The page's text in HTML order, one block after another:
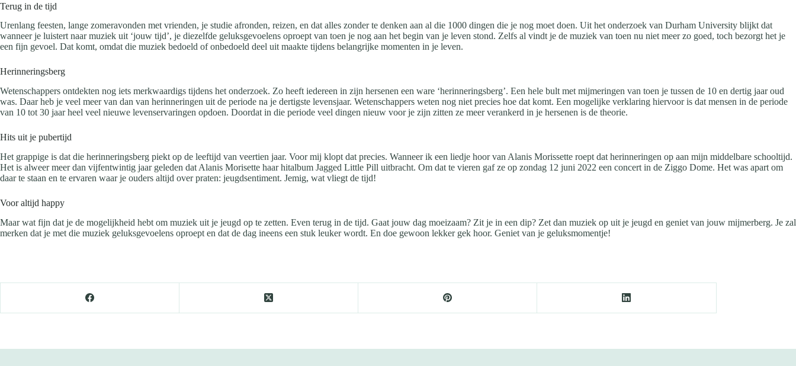
Terug in de tijd
Urenlang feesten, lange zomeravonden met vrienden, je studie afronden, reizen, en dat alles zonder te denken aan al die 1000 dingen die je nog moet doen. Uit het onderzoek van Durham University blijkt dat
wanneer je luistert naar muziek uit ‘jouw tijd’, je diezelfde geluksgevoelens oproept van toen je nog aan het begin van je leven stond. Zelfs al vindt je de muziek van toen nu niet meer zo goed, toch bezorgt het je
een fijn gevoel. Dat komt, omdat die muziek bedoeld of onbedoeld deel uit maakte tijdens belangrijke momenten in je leven.
Herinneringsberg
Wetenschappers ontdekten nog iets merkwaardigs tijdens het onderzoek. Zo heeft iedereen in zijn hersenen een ware ‘herinneringsberg’. Een hele bult met mijmeringen van toen je tussen de 10 en dertig jaar oud
was. Daar heb je veel meer van dan van herinneringen uit de periode na je dertigste levensjaar. Wetenschappers weten nog niet precies hoe dat komt. Een mogelijke verklaring hiervoor is dat mensen in de periode
van 10 tot 30 jaar heel veel nieuwe levenservaringen opdoen. Doordat in die periode veel dingen nieuw voor je zijn zitten ze meer verankerd in je hersenen is de theorie.
Hits uit je pubertijd
Het grappige is dat die herinneringsberg piekt op de leeftijd van veertien jaar. Voor mij klopt dat precies. Wanneer ik een liedje hoor van Alanis Morissette roept dat herinneringen op aan mijn middelbare schooltijd.
Het is alweer meer dan vijfentwintig jaar geleden dat Alanis Morisette haar hitalbum Jagged Little Pill uitbracht. Om dat te vieren gaf ze op zondag 12 juni 2022 een concert in de Ziggo Dome. Het was apart om
daar te staan en te ervaren waar je ouders altijd over praten: jeugdsentiment. Jemig, wat vliegt de tijd!
Voor altijd happy
Maar wat fijn dat je de mogelijkheid hebt om muziek uit je jeugd op te zetten. Even terug in de tijd. Gaat jouw dag moeizaam? Zit je in een dip? Zet dan muziek op uit je jeugd en geniet van jouw mijmerberg. Je zal
merken dat je met die muziek geluksgevoelens oproept en dat de dag ineens een stuk leuker wordt. En doe gewoon lekker gek hoor. Geniet van je geluksmomentje!